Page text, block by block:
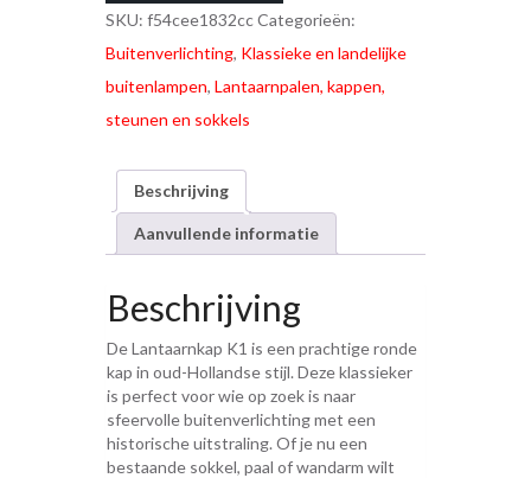
SKU: f54cee1832ccCategorieën:
Buitenverlichting, Klassieke en landelijke
buitenlampen, Lantaarnpalen, kappen,
steunen en sokkels
Beschrijving
Aanvullende informatie
Beschrijving
De Lantaarnkap K1 is een prachtige ronde
kap in oud-Hollandse stijl. Deze klassieker
is perfect voor wie op zoek is naar
sfeervolle buitenverlichting met een
historische uitstraling. Of je nu een
bestaande sokkel, paal of wandarm wilt